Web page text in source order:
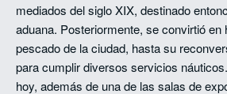
mediados del siglo XIX, destinado
aduana. Posteriormente, se convirtió en
pescado de la ciudad, hasta su
para cumplir diversos servicios
hoy, además de una de las salas de